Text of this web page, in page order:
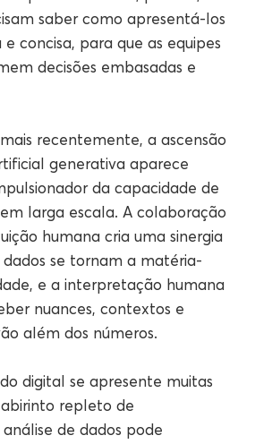
saber como apresentá-los
concisa, para que as equipes
decisões embasadas e
recentemente, a ascensão
generativa aparece
da capacidade de
larga escala. A colaboração
humana cria uma sinergia
dados se tornam a matéria-
e a interpretação humana
nuances, contextos e
além dos números.
digital se apresente muitas
repleto de
de dados pode